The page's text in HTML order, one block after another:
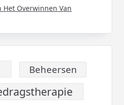
Het Overwinnen Van
Beheersen